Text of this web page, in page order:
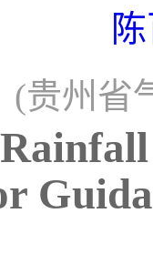
(贵州省